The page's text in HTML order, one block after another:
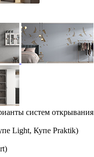
систем открывания
Light, Купе Praktik)